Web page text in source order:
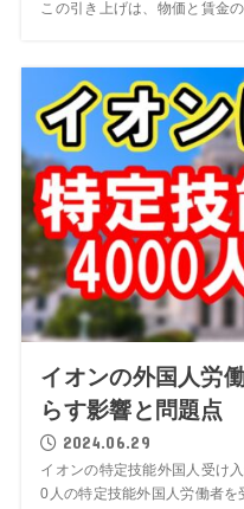
この引き上げは、物価と賃金の
イオンの外国人労
らす影響と問題点
2024.06.29
イオンの特定技能外国人受け
0人の特定技能外国人労働者